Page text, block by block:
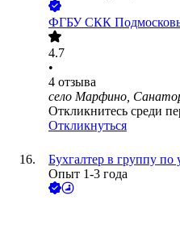
ФГБУ СКК
4.7
•
4 отзыва
село Марфино,
Откликнитесь среди
Откликнуться
Бухгалтер в группу
Опыт 1-3 года